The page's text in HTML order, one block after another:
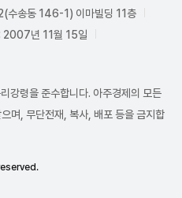
수송동 146-1) 이마빌딩 11층
2007년 11월 15일
강령을 준수합니다. 아주경제의 모든
며, 무단전재, 복사, 배포 등을 금지합